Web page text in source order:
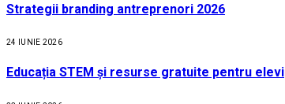
Strategii branding antreprenori 2026
24 IUNIE 2026
Educația STEM și resurse gratuite pentru elevi